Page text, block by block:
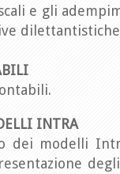
e gli
INTRA
dei modelli